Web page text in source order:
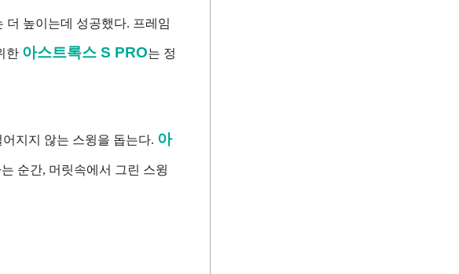
더 높이는데 성공했다. 프레임
한 아스트록스 S PRO는 정
지지 않는 스윙을 돕는다. 아
순간, 머릿속에서 그린 스윙